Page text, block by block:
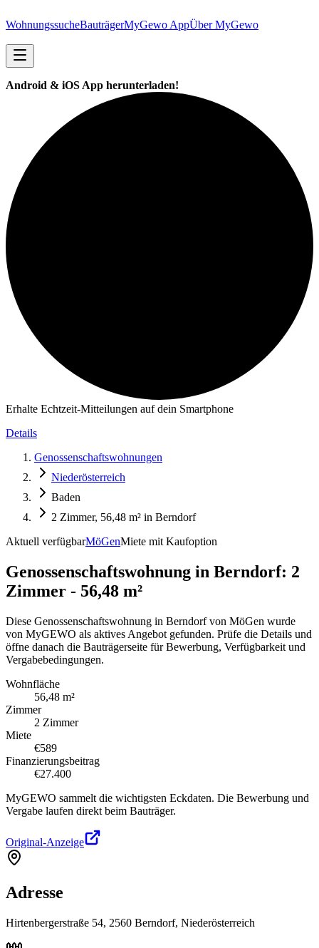
WohnungssucheBauträgerMyGewo AppÜber MyGewo
Android & iOS App herunterladen!
Erhalte Echtzeit-Mitteilungen auf dein Smartphone
Details
Genossenschaftswohnungen
Niederösterreich
Baden
2 Zimmer, 56,48 m² in Berndorf
Aktuell verfügbarMöGenMiete mit Kaufoption
Genossenschaftswohnung in Berndorf: 2
Zimmer - 56,48 m²
Diese Genossenschaftswohnung in Berndorf von MöGen wurde
von MyGEWO als aktives Angebot gefunden. Prüfe die Details und
öffne danach die Bauträgerseite für Bewerbung, Verfügbarkeit und
Vergabebedingungen.
Wohnfläche
56,48 m²
Zimmer
2 Zimmer
Miete
€589
Finanzierungsbeitrag
€27.400
MyGEWO sammelt die wichtigsten Eckdaten. Die Bewerbung und
Vergabe laufen direkt beim Bauträger.
Original-Anzeige
Adresse
Hirtenbergerstraße 54, 2560 Berndorf, Niederösterreich